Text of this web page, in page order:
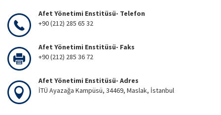
Afet Yönetimi Enstitüsü- Telefon
+90 (212) 285 65 32
Afet Yönetimi Enstitüsü- Faks
+90 (212) 285 36 72
Afet Yönetimi Enstitüsü- Adres
İTÜ Ayazağa Kampüsü, 34469, Maslak, İstanbul